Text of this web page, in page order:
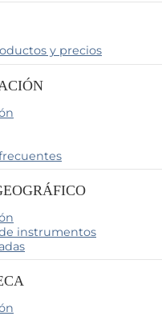
y precios
instrumentos